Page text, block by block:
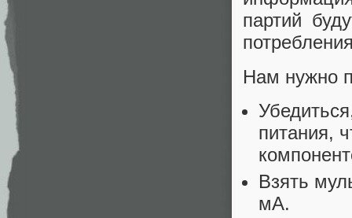
партий
Нам нужно
питания,
Взять
мА.